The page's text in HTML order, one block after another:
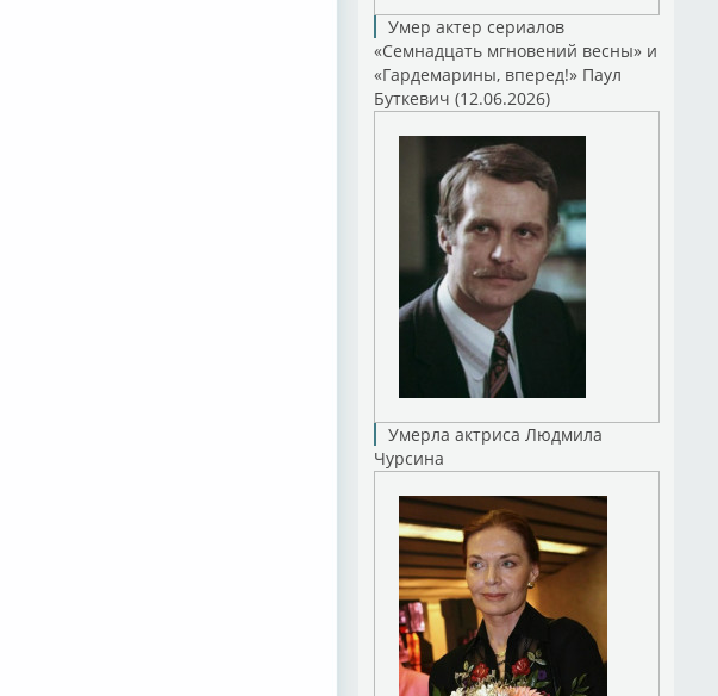
Умер актер сериалов
«Семнадцать мгновений весны» и
«Гардемарины, вперед!» Паул
Буткевич (12.06.2026)
Умерла актриса Людмила
Чурсина